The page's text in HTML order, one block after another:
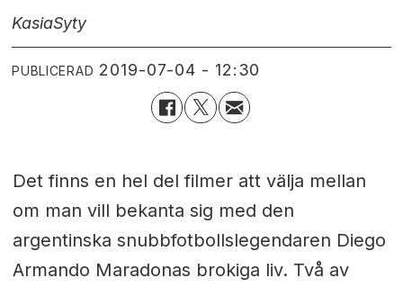
KasiaSyty
PUBLICERAD 2019-07-04 - 12:30
Det finns en hel del filmer att välja mellan
om man vill bekanta sig med den
argentinska snubbfotbollslegendaren Diego
Armando Maradonas brokiga liv. Två av